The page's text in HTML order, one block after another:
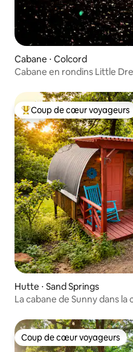
Cabane ⋅ Colcord
Cabane en rondins Little
Coups de cœur voyageurs
Coup de cœur voyageurs
Hutte ⋅ Sand Springs
La cabane de Sunny dans
Coup de cœur voyageurs
Coup de cœur voyageurs